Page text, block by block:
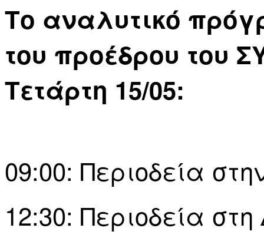
Το αναλυτικό
του προέδρου του
Τετάρτη 15/05:
09:00: Περιοδεία
12:30: Περιοδεία